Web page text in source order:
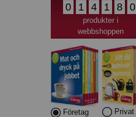
0 1 4 1 8 0
produkter i
webbshoppen
Företag Privat